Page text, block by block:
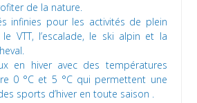
de la nature.
infinies pour les activités de plein
VTT, l’escalade, le ski alpin et la
en hiver avec des températures
0 °C et 5 °C qui permettent une
sports d’hiver en toute saison .